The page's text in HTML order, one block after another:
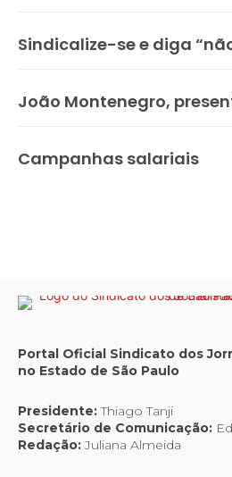
Sindicalize-se e diga
João Montenegro,
Campanhas salariais
Portal Oficial Sindicato dos
no Estado de São Paulo
Presidente:Thiago Tanji
Secretário de Comunicação:
Redação:Juliana Almeida